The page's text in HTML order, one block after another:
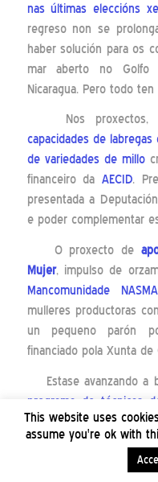
nas últimas eleccións
regreso non se
haber solución para os
mar aberto no Golfo
Nicaragua. Pero todo ten
Nos proxectos,
capacidades de
de variedades de millo
financeiro daAECID.
presentada a
e poder complementar
O proxecto de
Mujer, impulso de
Mancomunidade
mulleres productoras
un pequeno parón
financiado pola Xunta de
Estase avanzando a
programa de técnicas
con financiación da
This website uses
assume you're ok with